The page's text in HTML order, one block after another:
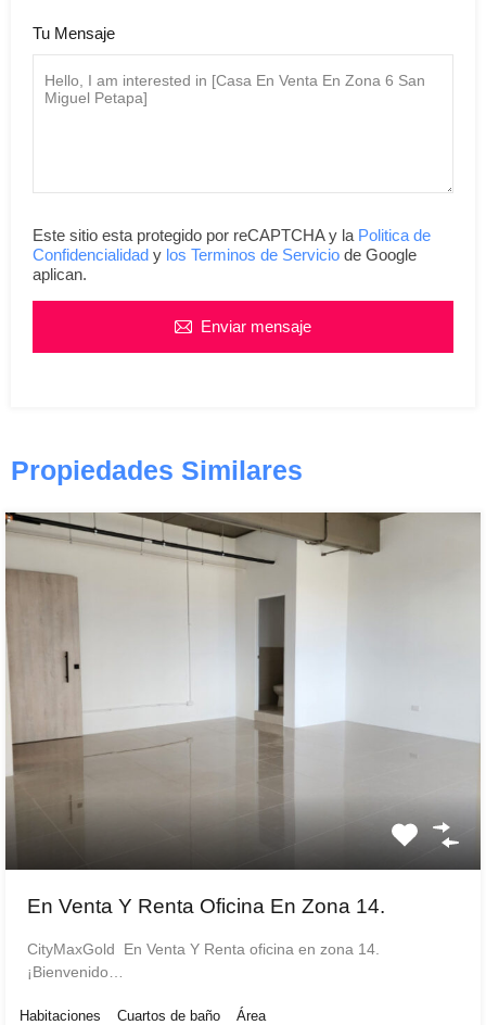
Tu Mensaje
Este sitio esta protegido por reCAPTCHA y la Politica de
Confidencialidad y los Terminos de Servicio de Google
aplican.
Enviar mensaje
Propiedades Similares
En Venta Y Renta Oficina En Zona 14.
CityMaxGold En Venta Y Renta oficina en zona 14.
¡Bienvenido…
Habitaciones
Cuartos de baño
Área